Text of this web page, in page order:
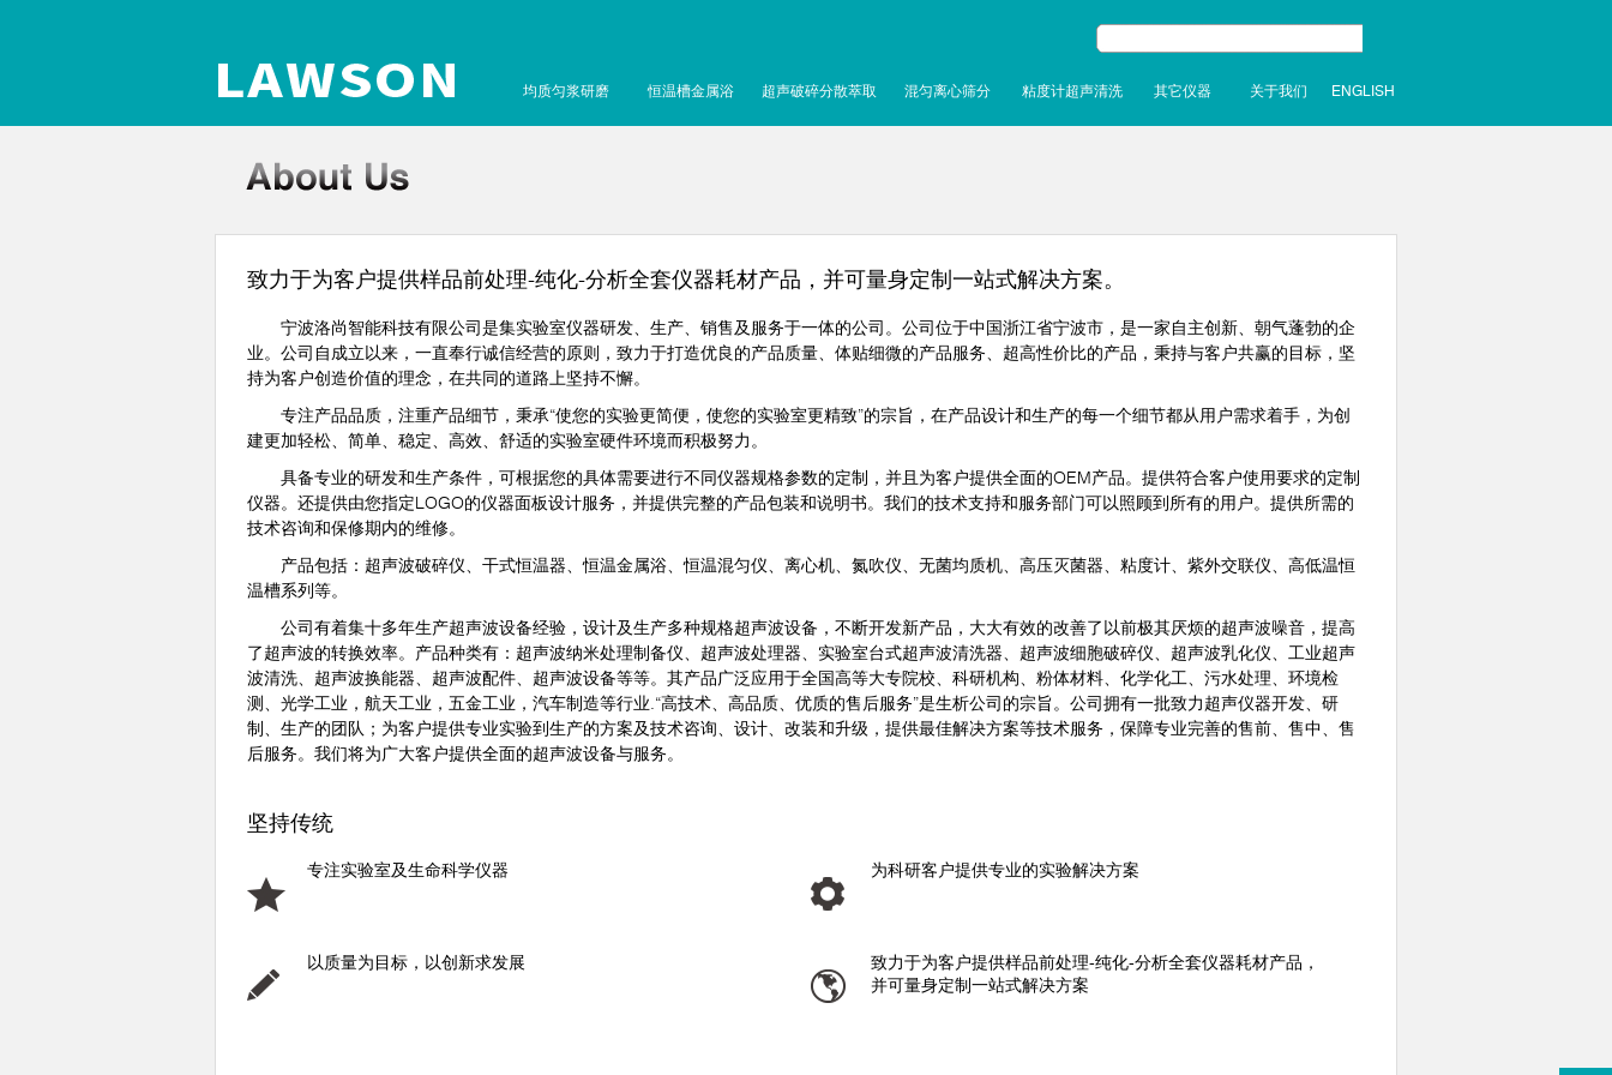
均质匀浆研磨 恒温槽金属浴 超声破碎分散萃取 混匀离心筛分 粘度计超声清洗 其它仪器 关于我们 ENGLISH
致力于为客户提供样品前处理-纯化-分析全套仪器耗材产品，并可量身定制一站式解决方案。
宁波洛尚智能科技有限公司是集实验室仪器研发、生产、销售及服务于一体的公司。公司位于中国浙江省宁波市，是一家自主创新、朝气蓬勃的企
业。公司自成立以来，一直奉行诚信经营的原则，致力于打造优良的产品质量、体贴细微的产品服务、超高性价比的产品，秉持与客户共赢的目标，坚
持为客户创造价值的理念，在共同的道路上坚持不懈。
专注产品品质，注重产品细节，秉承“使您的实验更简便，使您的实验室更精致”的宗旨，在产品设计和生产的每一个细节都从用户需求着手，为创
建更加轻松、简单、稳定、高效、舒适的实验室硬件环境而积极努力。
具备专业的研发和生产条件，可根据您的具体需要进行不同仪器规格参数的定制，并且为客户提供全面的OEM产品。提供符合客户使用要求的定制
仪器。还提供由您指定LOGO的仪器面板设计服务，并提供完整的产品包装和说明书。我们的技术支持和服务部门可以照顾到所有的用户。提供所需的
技术咨询和保修期内的维修。
产品包括：超声波破碎仪、干式恒温器、恒温金属浴、恒温混匀仪、离心机、氮吹仪、无菌均质机、高压灭菌器、粘度计、紫外交联仪、高低温恒
温槽系列等。
公司有着集十多年生产超声波设备经验，设计及生产多种规格超声波设备，不断开发新产品，大大有效的改善了以前极其厌烦的超声波噪音，提高
了超声波的转换效率。产品种类有：超声波纳米处理制备仪、超声波处理器、实验室台式超声波清洗器、超声波细胞破碎仪、超声波乳化仪、工业超声
波清洗、超声波换能器、超声波配件、超声波设备等等。其产品广泛应用于全国高等大专院校、科研机构、粉体材料、化学化工、污水处理、环境检
测、光学工业，航天工业，五金工业，汽车制造等行业.“高技术、高品质、优质的售后服务”是生析公司的宗旨。公司拥有一批致力超声仪器开发、研
制、生产的团队；为客户提供专业实验到生产的方案及技术咨询、设计、改装和升级，提供最佳解决方案等技术服务，保障专业完善的售前、售中、售
后服务。我们将为广大客户提供全面的超声波设备与服务。
坚持传统
专注实验室及生命科学仪器 为科研客户提供专业的实验解决方案
以质量为目标，以创新求发展
致力于为客户提供样品前处理-纯化-分析全套仪器耗材产品，
并可量身定制一站式解决方案